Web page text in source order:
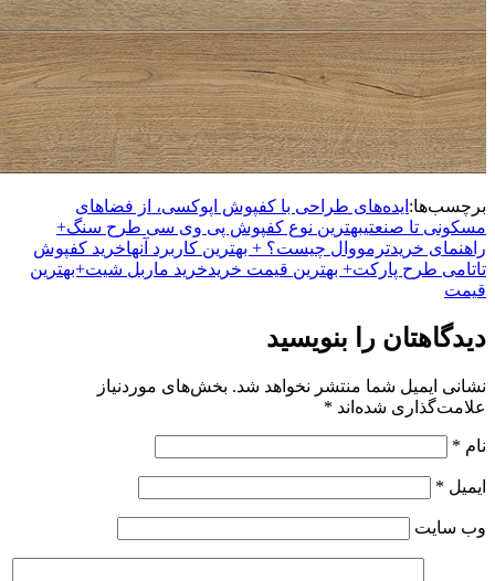
برچسب‌ها: ایده‌های طراحی با کفپوش اپوکسی، از فضاهای
مسکونی تا صنعتیبهترین نوع کفپوش پی وی سی طرح سنگ+
راهنمای خریدترمووال چیست؟ + بهترین کاربرد آنهاخرید کفپوش
تاتامی طرح پارکت+ بهترین قیمت خریدخرید ماربل شیت+بهترین
قیمت
دیدگاهتان را بنویسید
نشانی ایمیل شما منتشر نخواهد شد. بخش‌های موردنیاز
علامت‌گذاری شده‌اند *
نام *
ایمیل *
وب‌ سایت